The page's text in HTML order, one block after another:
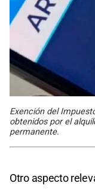
Exención del
obtenidos por el
permanente.
Otro aspecto